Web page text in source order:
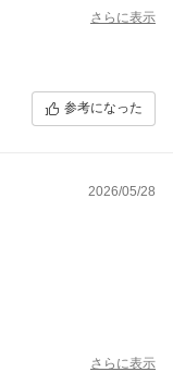
さらに表示
参考になった
2026/05/28
さらに表示